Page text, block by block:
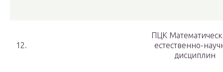
12.
ПЦК
естественно-
дисциплин